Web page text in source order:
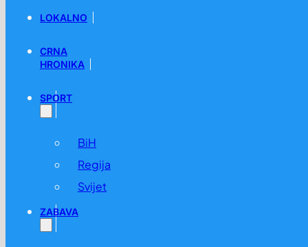
LOKALNO
CRNA
HRONIKA
SPORT
BiH
Regija
Svijet
ZABAVA